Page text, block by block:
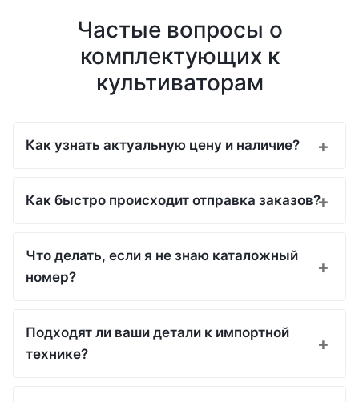
Частые вопросы о
комплектующих к
культиваторам
Как узнать актуальную цену и наличие?
Как быстро происходит отправка заказов?
Что делать, если я не знаю каталожный
номер?
Подходят ли ваши детали к импортной
технике?